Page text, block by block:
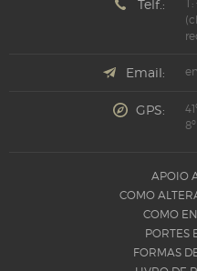
Telf.:
T:
Email:
GPS:
APOIO
COMO
COMO
PORTES
FORMAS